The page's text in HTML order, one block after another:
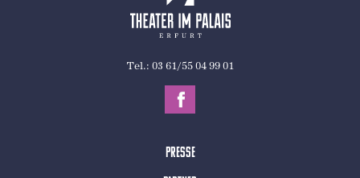
Tel.: 03 61/55 04 99 01
Presse